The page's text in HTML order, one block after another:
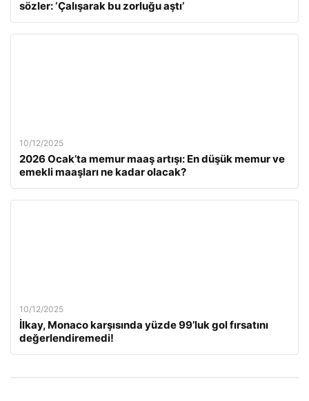
sözler: ‘Çalışarak bu zorluğu aştı’
10/12/2025
2026 Ocak’ta memur maaş artışı: En düşük memur ve
emekli maaşları ne kadar olacak?
10/12/2025
İlkay, Monaco karşısında yüzde 99’luk gol fırsatını
değerlendiremedi!